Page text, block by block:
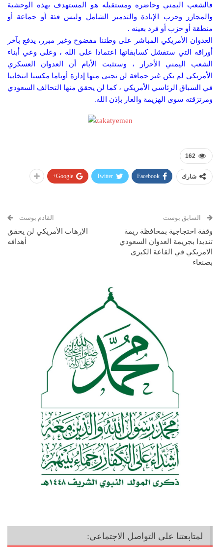
فالشعب اليمني وحاضره ومستقبله هو المستهدف بهذه الوحشية
والمجازر وحرب الإبادة والتدمير الشامل وليس فئة أو جماعة أو
منطقة أو حزب أو فرد بعينه .
العدوان الأمريكي المباشر على وطننا مفضوح وغير مبرر، يدفع بآخر
أوراقه التي ستفشل كسابقاتها اعتمادا على الله ، وعلى وعي أبناء
الشعب اليمني الأحرار ، وستثبت الأيام أن العدوان العسكري
الأمريكي لم يكن غير حماقة لن تجني منها إدارة أوباما مكسبا انتخابيا
في السباق الرئاسي الأمريكي ، كما لن يحقق منها التحالف السعودي
ومرتزقته سوى الهزيمة والعار بإذن الله.
162
شارك Facebook
Twitter
Google+
السابق بوست
وقفة احتجاجية بمحافظة ريمة
تنديدا بجريمة العدوان السعودي
الامريكي في القاعة الكبرى
بصنعاء
القادم بوست
الإرهاب الأمريكي لن يحقق
أهدافه
لمتابعتنا على التواصل الاجتماعي: